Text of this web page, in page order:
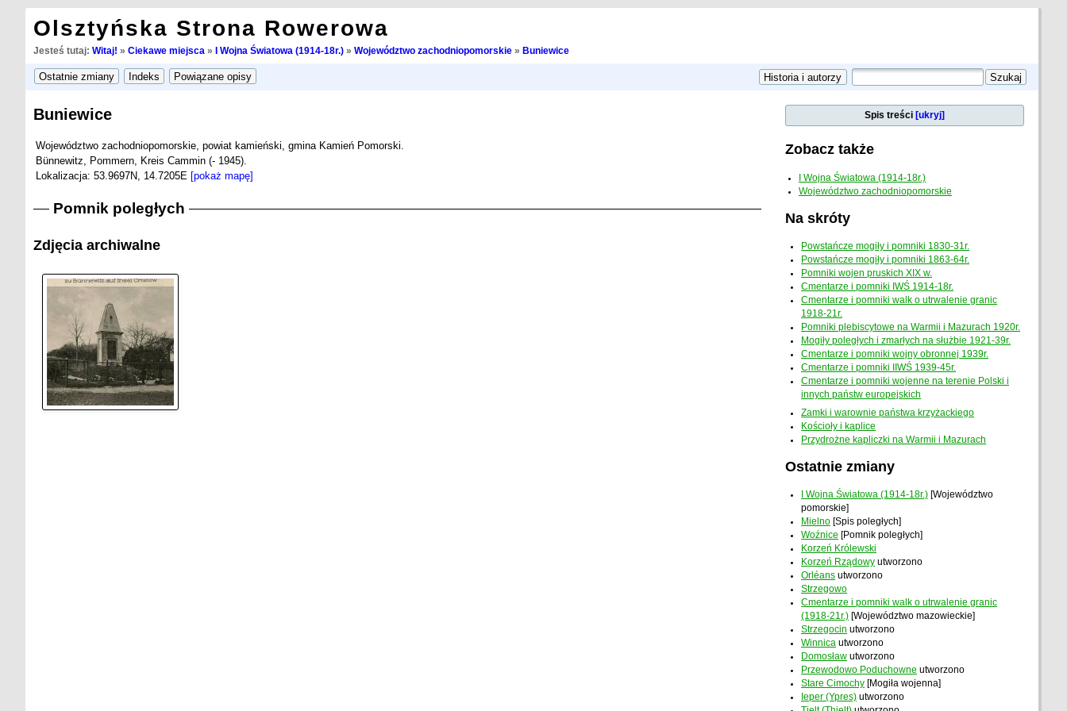
Olsztyńska Strona Rowerowa
Jesteś tutaj: Witaj! » Ciekawe miejsca » I Wojna Światowa (1914-18r.)» Województwo zachodniopomorskie» Buniewice
Buniewice
Województwo zachodniopomorskie, powiat kamieński, gmina Kamień Pomorski.
Bünnewitz, Pommern, Kreis Cammin (- 1945).
Lokalizacja: 53.9697N, 14.7205E [pokaż mapę]
Pomnik poległych
Zdjęcia archiwalne
Spis treści [ukryj]
Zobacz także
I Wojna Światowa (1914-18r.)
Województwo zachodniopomorskie
Na skróty
Powstańcze mogiły i pomniki 1830-31r.
Powstańcze mogiły i pomniki 1863-64r.
Pomniki wojen pruskich XIX w.
Cmentarze i pomniki IWŚ 1914-18r.
Cmentarze i pomniki walk o utrwalenie granic
1918-21r.
Pomniki plebiscytowe na Warmii i Mazurach 1920r.
Mogiły poległych i zmarłych na służbie 1921-39r.
Cmentarze i pomniki wojny obronnej 1939r.
Cmentarze i pomniki IIWŚ 1939-45r.
Cmentarze i pomniki wojenne na terenie Polski i
innych państw europejskich
Zamki i warownie państwa krzyżackiego
Kościoły i kaplice
Przydrożne kapliczki na Warmii i Mazurach
Ostatnie zmiany
I Wojna Światowa (1914-18r.) [Województwo
pomorskie]
Mielno [Spis poległych]
Woźnice [Pomnik poległych]
Korzeń Królewski
Korzeń Rządowy utworzono
Orléans utworzono
Strzegowo
Cmentarze i pomniki walk o utrwalenie granic
(1918-21r.) [Województwo mazowieckie]
Strzegocin utworzono
Winnica utworzono
Domosław utworzono
Przewodowo Poduchowne utworzono
Stare Cimochy [Mogiła wojenna]
Ieper (Ypres) utworzono